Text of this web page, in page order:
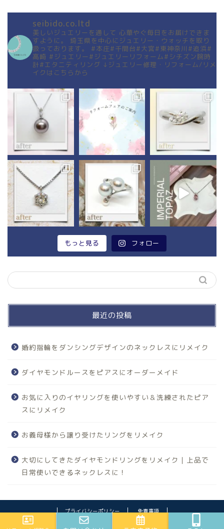
seibido.co.ltd
美しいジュエリーを通して 心華やぐ毎日をお届けできま
すように。
埼玉県を中心にジュエリー・ウォッチを取り
扱っております。
#本庄#千間台#大宮#東神奈川#追浜#
高崎 #ジュエリー#ジュエリーリフォーム#シチズン腕時
計#エタニティリング ↓ジュエリー修理・リフォーム/リメ
イクはこちらから
もっと見る フォロー
最近の投稿
婚約指輪をダンシングデザインのネックレスにリメイク
ダイヤモンドルースをピアスにオーダーメイド
お気に入りのイヤリングを使いやすい＆洗練されたピア
スにリメイク
お義母様から譲り受けたリングをリメイク
大切にしてきたダイヤモンドリングをリメイク｜上品で
日常使いできるネックレスに！
プライバシーポリシー
免責事項
2020–2026 ジュエリーリフォームの誠美堂